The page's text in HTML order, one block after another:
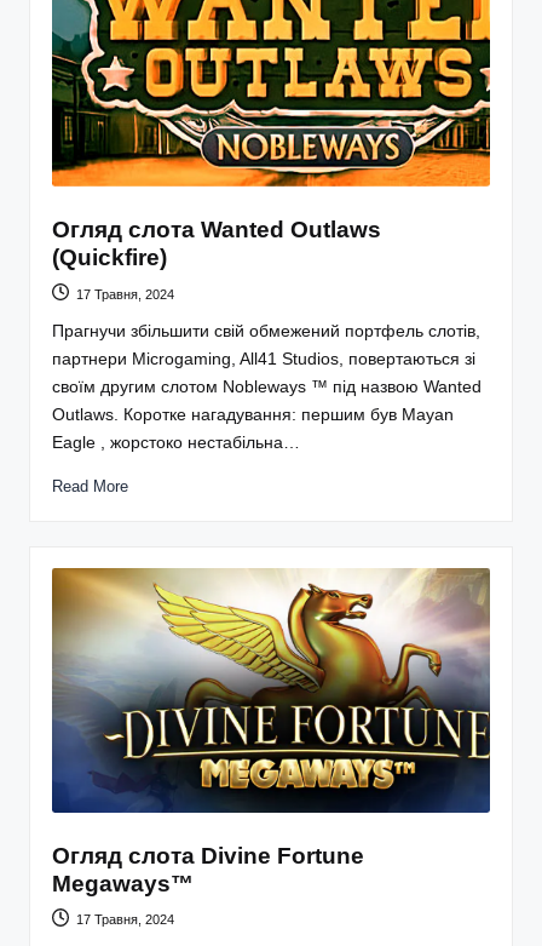
Огляд слота Wanted Outlaws
(Quickfire)
17 Травня, 2024
Прагнучи збільшити свій обмежений портфель слотів,
партнери Microgaming, All41 Studios, повертаються зі
своїм другим слотом Nobleways ™ під назвою Wanted
Outlaws. Коротке нагадування: першим був Mayan
Eagle , жорстоко нестабільна…
Read More
Огляд слота Divine Fortune
Megaways™
17 Травня, 2024